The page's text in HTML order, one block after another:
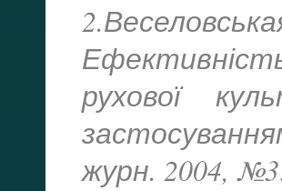
рухової
журн. 2004,